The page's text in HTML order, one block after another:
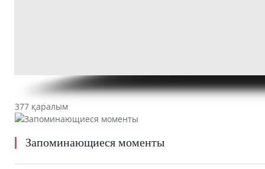
377 қаралым
Запоминающиеся моменты